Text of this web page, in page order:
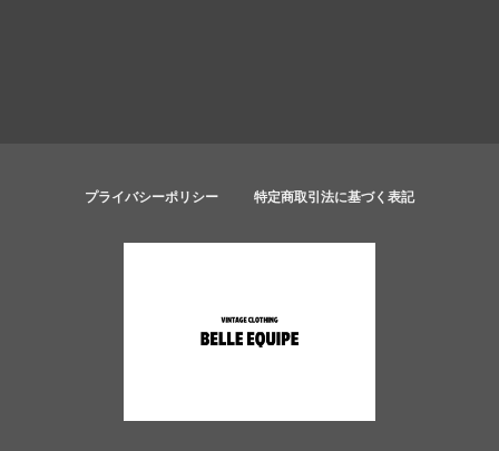
プライバシーポリシー 特定商取引法に基づく表記